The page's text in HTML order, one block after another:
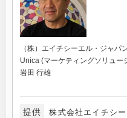
（株）エイチシーエル・ジャパ
Unica (マーケティングソリュー
岩田 行雄
提供 株式会社エイチシ